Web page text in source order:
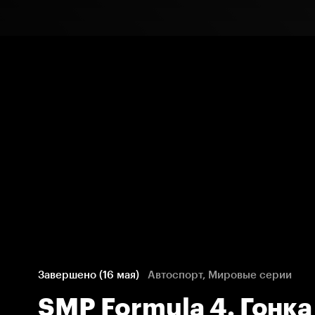
Завершено (16 мая) Автоспорт, Мировые серии
SMP Formula 4. Гонка